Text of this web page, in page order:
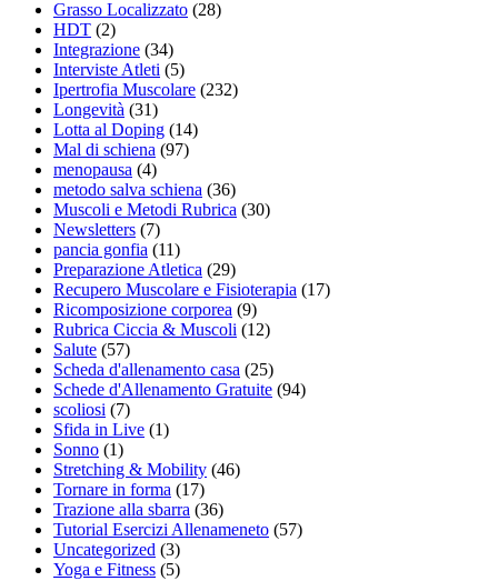
Grasso Localizzato (28)
HDT (2)
Integrazione (34)
Interviste Atleti (5)
Ipertrofia Muscolare (232)
Longevità (31)
Lotta al Doping (14)
Mal di schiena (97)
menopausa (4)
metodo salva schiena (36)
Muscoli e Metodi Rubrica (30)
Newsletters (7)
pancia gonfia (11)
Preparazione Atletica (29)
Recupero Muscolare e Fisioterapia (17)
Ricomposizione corporea (9)
Rubrica Ciccia & Muscoli (12)
Salute (57)
Scheda d'allenamento casa (25)
Schede d'Allenamento Gratuite (94)
scoliosi (7)
Sfida in Live (1)
Sonno (1)
Stretching & Mobility (46)
Tornare in forma (17)
Trazione alla sbarra (36)
Tutorial Esercizi Allenameneto (57)
Uncategorized (3)
Yoga e Fitness (5)